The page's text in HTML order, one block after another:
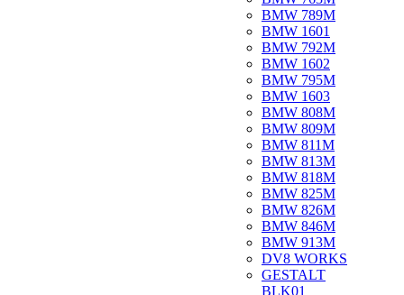
BMW 789M
BMW 1601
BMW 792M
BMW 1602
BMW 795M
BMW 1603
BMW 808M
BMW 809M
BMW 811M
BMW 813M
BMW 818M
BMW 825M
BMW 826M
BMW 846M
BMW 913M
DV8 WORKS
GESTALT
BLK01